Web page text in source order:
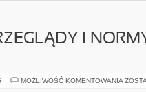
I
MOŻLIWOŚĆ KOMENTOWANIA